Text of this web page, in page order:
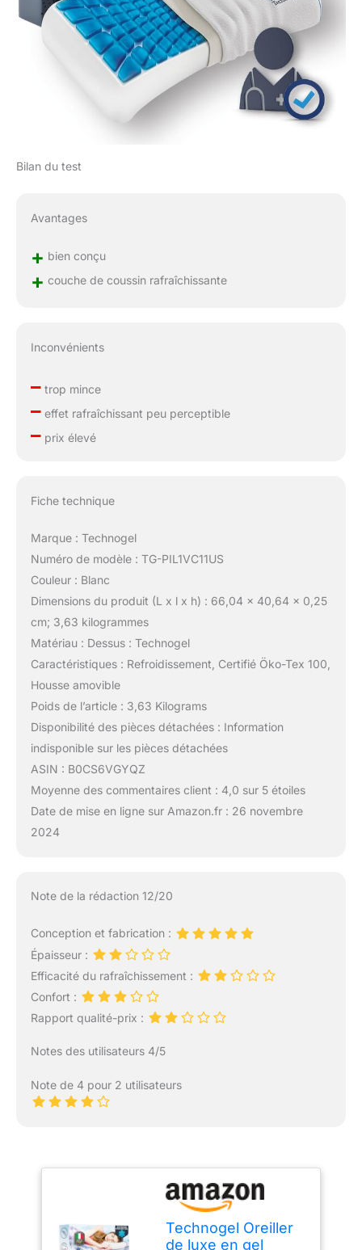
oreillers Technogel sont
fièrement fabriqués en
Italie dans notre usine de
fabrication moderne,
vous assurant que vous
recevez un oreiller de
qualité et de savoir-faire
Bilan du test
Avantages
+ bien conçu
+ couche de coussin rafraîchissante
Inconvénients
–trop mince
–effet rafraîchissant peu perceptible
–prix élevé
Fiche technique
Marque : Technogel
Numéro de modèle : TG-PIL1VC11US
Couleur : Blanc
Dimensions du produit (L x l x h) : 66,04 x 40,64 x 0,25
cm; 3,63 kilogrammes
Matériau : Dessus : Technogel
Caractéristiques : Refroidissement, Certifié Öko-Tex 100,
Housse amovible
Poids de l’article : 3,63 Kilograms
Disponibilité des pièces détachées : Information
indisponible sur les pièces détachées
ASIN : B0CS6VGYQZ
Moyenne des commentaires client : 4,0 sur 5 étoiles
Date de mise en ligne sur Amazon.fr : 26 novembre
2024
Note de la rédaction 12/20
Conception et fabrication :
Épaisseur :
Efficacité du rafraîchissement :
Confort :
Rapport qualité-prix :
Notes des utilisateurs 4/5
Note de 4 pour 2 utilisateurs
Technogel Oreiller
de luxe en gel